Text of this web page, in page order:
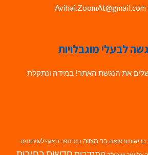
לבעלי מוגבלויות
את הנגשת האתר! במידה ונתקלת
בריאות ורפואה בר מצווה בתי ספר האגף לשירותים